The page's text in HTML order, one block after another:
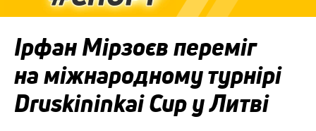
Ірфан Мірзоєв переміг
на міжнародному турнірі
Druskininkai Cup у Литві